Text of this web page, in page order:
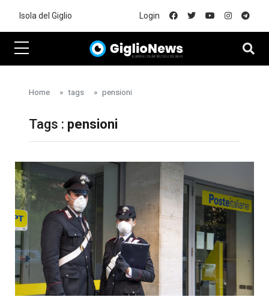
Isola del Giglio Login
Home tags pensioni
Tags : pensioni